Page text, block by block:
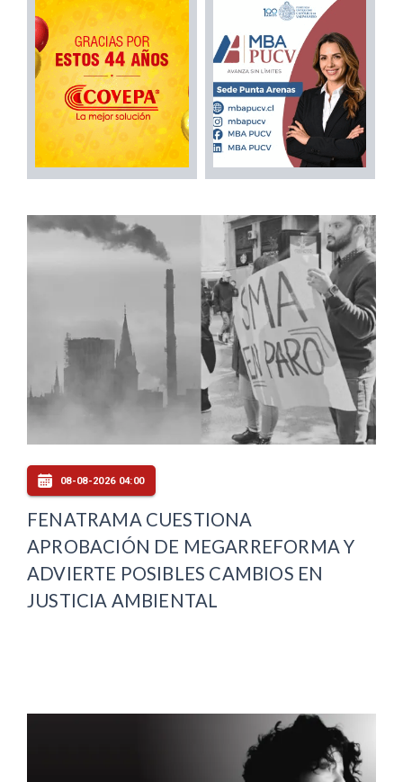
08-08-2026 04:00
FENATRAMA CUESTIONA
APROBACIÓN DE MEGARREFORMA Y
ADVIERTE POSIBLES CAMBIOS EN
JUSTICIA AMBIENTAL